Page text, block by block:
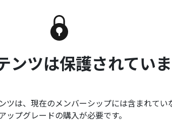
ンツは保護されてい
ツは、現在のメンバーシップには含まれてい
プグレードの購入が必要です。